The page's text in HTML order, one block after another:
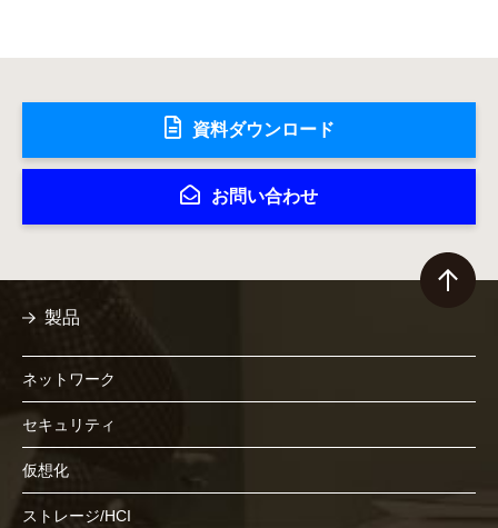
資料ダウンロード
お問い合わせ
製品
ネットワーク
セキュリティ
仮想化
ストレージ/HCI